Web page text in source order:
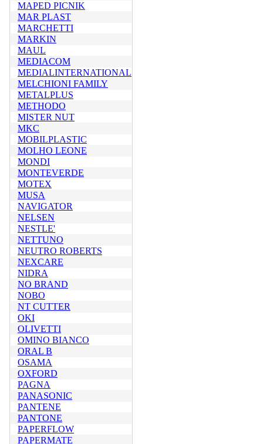
MAPED PICNIK
MAR PLAST
MARCHETTI
MARKIN
MAUL
MEDIACOM
MEDIALINTERNATIONAL
MELCHIONI FAMILY
METALPLUS
METHODO
MISTER NUT
MKC
MOBILPLASTIC
MOLHO LEONE
MONDI
MONTEVERDE
MOTEX
MUSA
NAVIGATOR
NELSEN
NESTLE'
NETTUNO
NEUTRO ROBERTS
NEXCARE
NIDRA
NO BRAND
NOBO
NT CUTTER
OKI
OLIVETTI
OMINO BIANCO
ORAL B
OSAMA
OXFORD
PAGNA
PANASONIC
PANTENE
PANTONE
PAPERFLOW
PAPERMATE